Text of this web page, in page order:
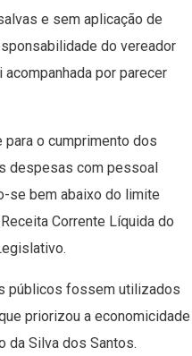
e sem aplicação de
do vereador
por parecer
o cumprimento dos
despesas com pessoal
se bem abaixo do limite
Corrente Líquida do
públicos fossem utilizados
priorizou a economicidade
da Silva dos Santos.